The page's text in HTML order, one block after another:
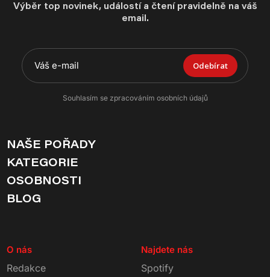
Výběr top novinek, událostí a čtení pravidelně na váš
email.
Odebírat
Souhlasím se zpracováním osobních údajů
NAŠE POŘADY
KATEGORIE
OSOBNOSTI
BLOG
O nás
Redakce
Najdete nás
Spotify